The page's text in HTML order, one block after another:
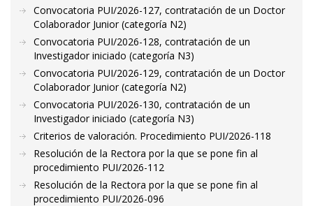
Convocatoria PUI/2026-127, contratación de un Doctor
Colaborador Junior (categoría N2)
Convocatoria PUI/2026-128, contratación de un
Investigador iniciado (categoría N3)
Convocatoria PUI/2026-129, contratación de un Doctor
Colaborador Junior (categoría N2)
Convocatoria PUI/2026-130, contratación de un
Investigador iniciado (categoría N3)
Criterios de valoración. Procedimiento PUI/2026-118
Resolución de la Rectora por la que se pone fin al
procedimiento PUI/2026-112
Resolución de la Rectora por la que se pone fin al
procedimiento PUI/2026-096